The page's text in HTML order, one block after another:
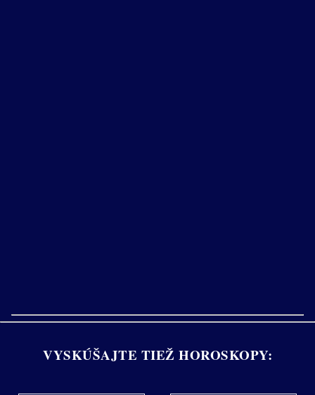
VYSKÚŠAJTE TIEŽ HOROSKOPY: